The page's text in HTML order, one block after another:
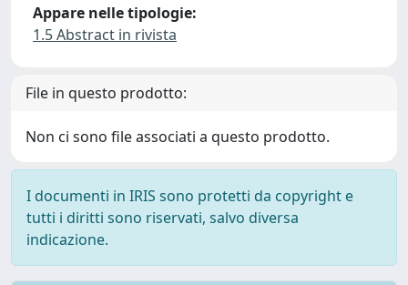
Appare nelle tipologie:
1.5 Abstract in rivista
File in questo prodotto:
Non ci sono file associati a questo prodotto.
I documenti in IRIS sono protetti da copyright e
tutti i diritti sono riservati, salvo diversa
indicazione.